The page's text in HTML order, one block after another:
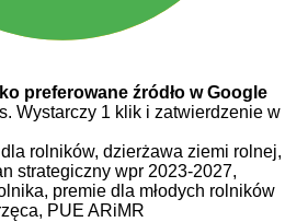
preferowane źródło w Google
Wystarczy 1 klik i zatwierdzenie w
rolników, dzierżawa ziemi rolnej,
strategiczny wpr 2023-2027,
premie dla młodych rolników
PUE ARiMR